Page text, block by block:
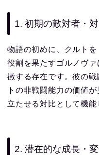
1. 初期の敵対者・
物語の初めに、クルト
役割を果たすゴルノヴ
徴する存在です。彼の
トの非戦闘能力の価値
立たせる対比として機能
2. 潜在的な成長・